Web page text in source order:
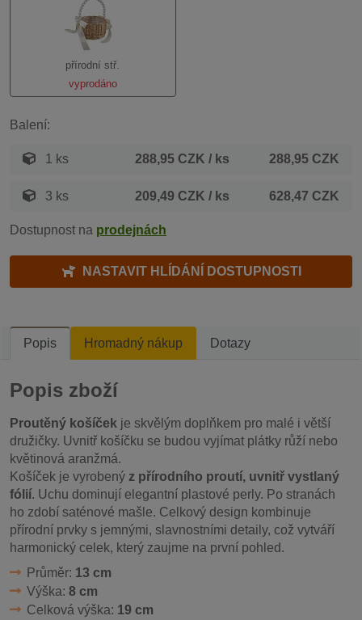
přírodní stř.
vyprodáno
Balení:
1 ks 288,95 CZK / ks 288,95 CZK
3 ks 209,49 CZK / ks 628,47 CZK
Dostupnost na prodejnách
NASTAVIT HLÍDÁNÍ DOSTUPNOSTI
Popis Hromadný nákup Dotazy
Popis zboží
Proutěný košíček je skvělým doplňkem pro malé i větší
družičky. Uvnitř košíčku se budou vyjímat plátky růží nebo
květinová aranžmá.
Košíček je vyrobený z přírodního proutí, uvnitř vystlaný
fólií. Uchu dominují elegantní plastové perly. Po stranách
ho zdobí saténové mašle. Celkový design kombinuje
přírodní prvky s jemnými, slavnostními detaily, což vytváří
harmonický celek, který zaujme na první pohled.
Průměr: 13 cm
Výška: 8 cm
Celková výška: 19 cm